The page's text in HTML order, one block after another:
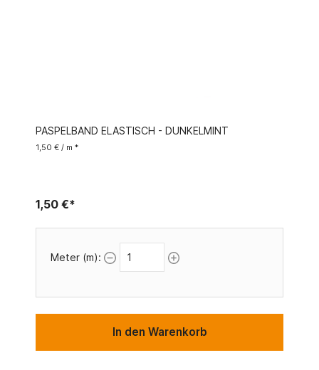
PASPELBAND ELASTISCH - DUNKELMINT
1,50 € / m *
1,50 €*
Meter (m):
In den Warenkorb